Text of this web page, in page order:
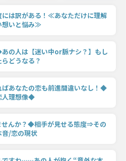
には訳がある！≪あなただけに理解
想いと悩み≫
の人は【迷い中or脈ナシ？】もし
どうなる？
ばあなたの恋も前進間違いなし！◆
人理想像◆
せんか？◆相手が見せる態度⇒その
音/恋の現状